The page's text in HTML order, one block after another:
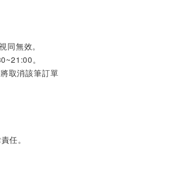
無效。
。
取消該筆訂單
任。